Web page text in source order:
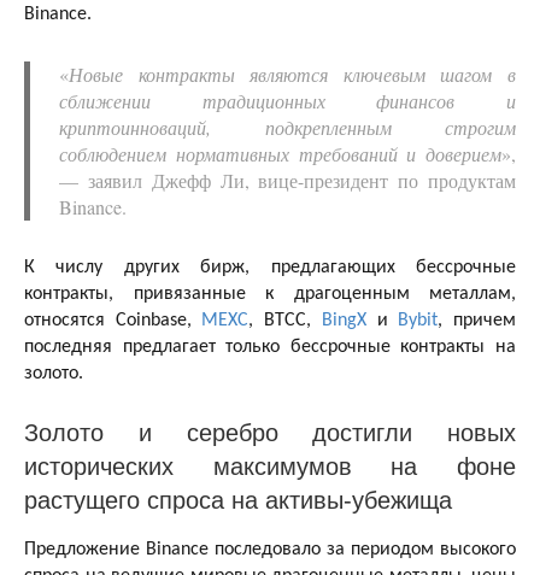
Binance.
«Новые контракты являются ключевым шагом в
сближении традиционных финансов и
криптоинноваций, подкрепленным строгим
соблюдением нормативных требований и доверием»,
— заявил Джефф Ли, вице-президент по продуктам
Binance.
К числу других бирж, предлагающих бессрочные
контракты, привязанные к драгоценным металлам,
относятся Coinbase, MEXC, BTCC, BingXи Bybit, причем
последняя предлагает только бессрочные контракты на
золото.
Золото и серебро достигли новых
исторических максимумов на фоне
растущего спроса на активы-убежища
Предложение Binance последовало за периодом высокого